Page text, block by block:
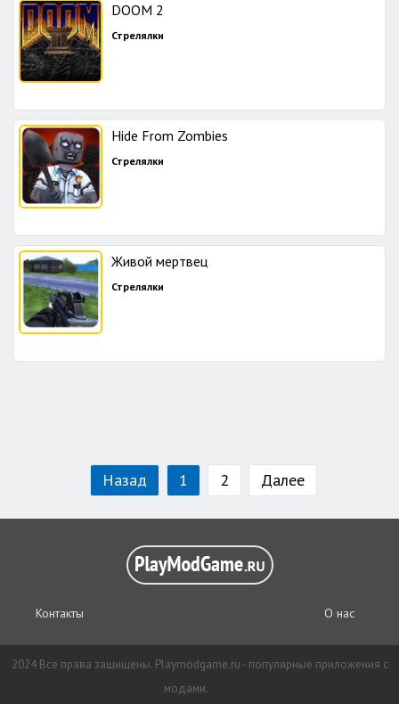
DOOM 2
Стрелялки
Hide From Zombies
Стрелялки
Живой мертвец
Стрелялки
Назад 1 2 Далее
Контакты О нас
2024 Все права защищены. Playmodgame.ru - популярные приложения с
модами.